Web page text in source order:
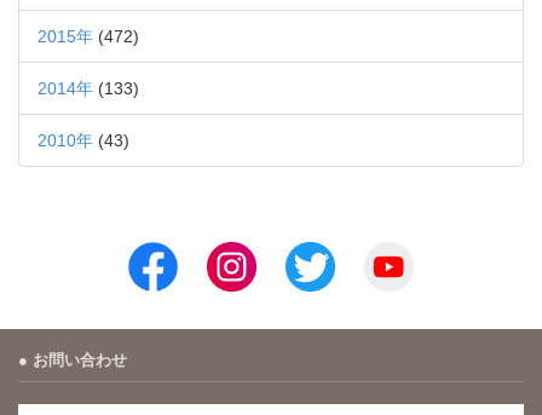
2015年 (472)
2014年 (133)
2010年 (43)
お問い合わせ